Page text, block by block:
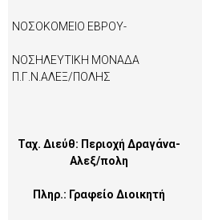
ΝΟΣΟΚΟΜΕΙΟ ΕΒΡΟΥ-
ΝΟΣΗΛΕΥΤΙΚΗ ΜΟΝΑΔΑ
Π.Γ.Ν.ΑΛΕΞ/ΠΟΛΗΣ
Ταχ. Διεύθ: Περιοχή Δραγάνα-
Αλεξ/πολη
Πληρ.: Γραφείο Διοικητή